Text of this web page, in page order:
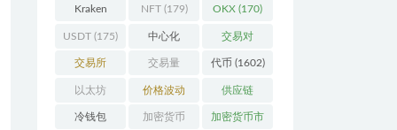
(206)
Kraken
(104)
NFT(179) OKX (170)
USDT (175) 中心化
(3923)
交易对
(359)
交易所
(2164)
交易量
(246)
代币 (1602)
以太坊
(742)
价格波动
(630)
供应链
(118)
冷钱包 加密货币 加密货币市